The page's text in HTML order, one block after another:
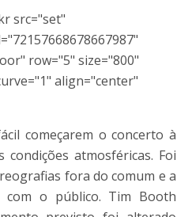
src="set"
row="5" size="800"
align="center"
começarem o concerto à
condições atmosféricas. Foi
fora do comum e a
com o público. Tim Booth